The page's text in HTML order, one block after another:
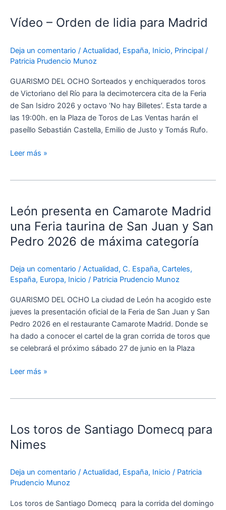
Vídeo – Orden de lidia para Madrid
Deja un comentario / Actualidad, España, Inicio, Principal /
Patricia Prudencio Munoz
GUARISMO DEL OCHO Sorteados y enchiquerados toros
de Victoriano del Río para la decimotercera cita de la Feria
de San Isidro 2026 y octavo ‘No hay Billetes’. Esta tarde a
las 19:00h. en la Plaza de Toros de Las Ventas harán el
paseíllo Sebastián Castella, Emilio de Justo y Tomás Rufo.
Orden
lidia
para
Leer más »
León presenta en Camarote Madrid
una Feria taurina de San Juan y San
Pedro 2026 de máxima categoría
Deja un comentario / Actualidad, C. España, Carteles,
España, Europa, Inicio / Patricia Prudencio Munoz
GUARISMO DEL OCHO La ciudad de León ha acogido este
jueves la presentación oficial de la Feria de San Juan y San
Pedro 2026 en el restaurante Camarote Madrid. Donde se
ha dado a conocer el cartel de la gran corrida de toros que
se celebrará el próximo sábado 27 de junio en la Plaza
en
Camarote
Madrid
una
taurina
de
San
Juan
y
San
Pedro
de
Leer más »
Los toros de Santiago Domecq para
Nimes
Deja un comentario / Actualidad, España, Inicio / Patricia
Prudencio Munoz
Los toros de Santiago Domecq para la corrida del domingo
de
Santiago